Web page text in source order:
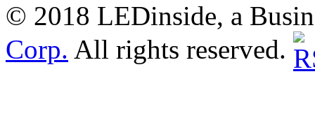
© 2018 LEDinside, a
Corp. All rights reserved.